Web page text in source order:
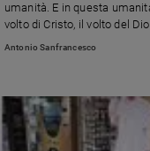
umanità. E in questa
volto di Cristo, il volto del
l'appello, specialmente a
Antonio Sanfrancesco